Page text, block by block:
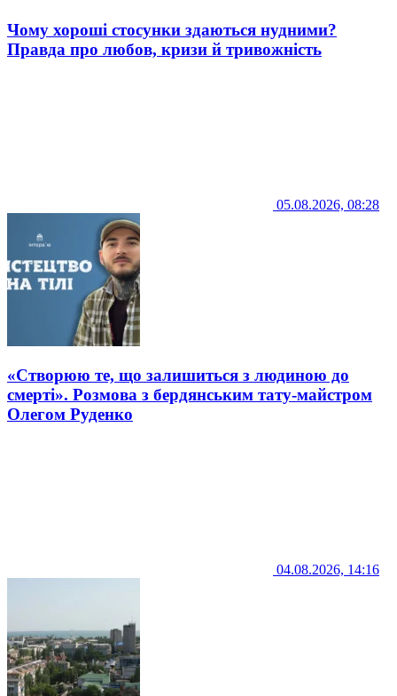
Чому хороші стосунки здаються нудними?
Правда про любов, кризи й тривожність
05.08.2026, 08:28
«Створюю те, що залишиться з людиною до
смерті». Розмова з бердянським тату-майстром
Олегом Руденко
04.08.2026, 14:16